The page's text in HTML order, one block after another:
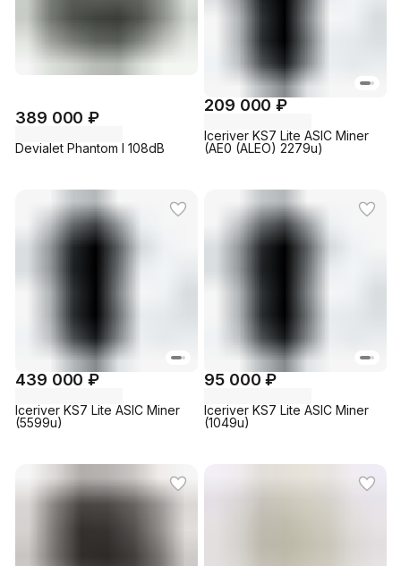
389 000 ₽
Devialet Phantom I 108dB
209 000 ₽
Iceriver KS7 Lite ASIC Miner
(AE0 (ALEO) 2279u)
439 000 ₽
Iceriver KS7 Lite ASIC Miner
(5599u)
95 000 ₽
Iceriver KS7 Lite ASIC Miner
(1049u)